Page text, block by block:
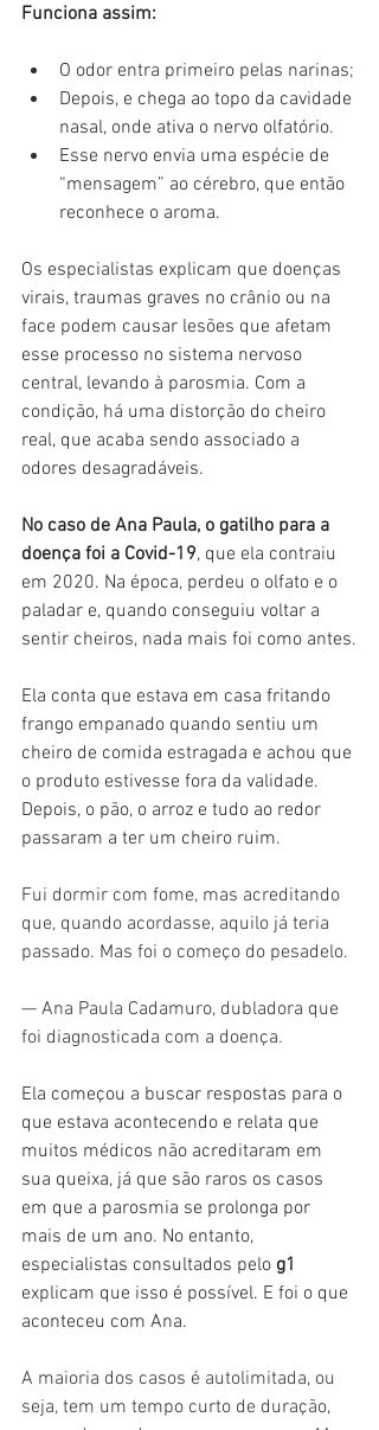
Funciona assim:
O odor entra primeiro pelas narinas;
Depois, e chega ao topo da cavidade
nasal, onde ativa o nervo olfatório.
Esse nervo envia uma espécie de
“mensagem” ao cérebro, que então
reconhece o aroma.
Os especialistas explicam que doenças
virais, traumas graves no crânio ou na
face podem causar lesões que afetam
esse processo no sistema nervoso
central, levando à parosmia. Com a
condição, há uma distorção do cheiro
real, que acaba sendo associado a
odores desagradáveis.
No caso de Ana Paula, o gatilho para a
doença foi a Covid-19, que ela contraiu
em 2020. Na época, perdeu o olfato e o
paladar e, quando conseguiu voltar a
sentir cheiros, nada mais foi como antes.
Ela conta que estava em casa fritando
frango empanado quando sentiu um
cheiro de comida estragada e achou que
o produto estivesse fora da validade.
Depois, o pão, o arroz e tudo ao redor
passaram a ter um cheiro ruim.
Fui dormir com fome, mas acreditando
que, quando acordasse, aquilo já teria
passado. Mas foi o começo do pesadelo.
— Ana Paula Cadamuro, dubladora que
foi diagnosticada com a doença.
Ela começou a buscar respostas para o
que estava acontecendo e relata que
muitos médicos não acreditaram em
sua queixa, já que são raros os casos
em que a parosmia se prolonga por
mais de um ano. No entanto,
especialistas consultados pelo g1
explicam que isso é possível. E foi o que
aconteceu com Ana.
A maioria dos casos é autolimitada, ou
seja, tem um tempo curto de duração,